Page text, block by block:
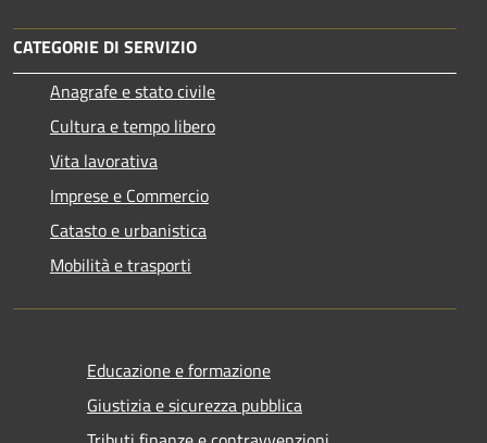
CATEGORIE DI SERVIZIO
Anagrafe e stato civile
Cultura e tempo libero
Vita lavorativa
Imprese e Commercio
Catasto e urbanistica
Mobilità e trasporti
Educazione e formazione
Giustizia e sicurezza pubblica